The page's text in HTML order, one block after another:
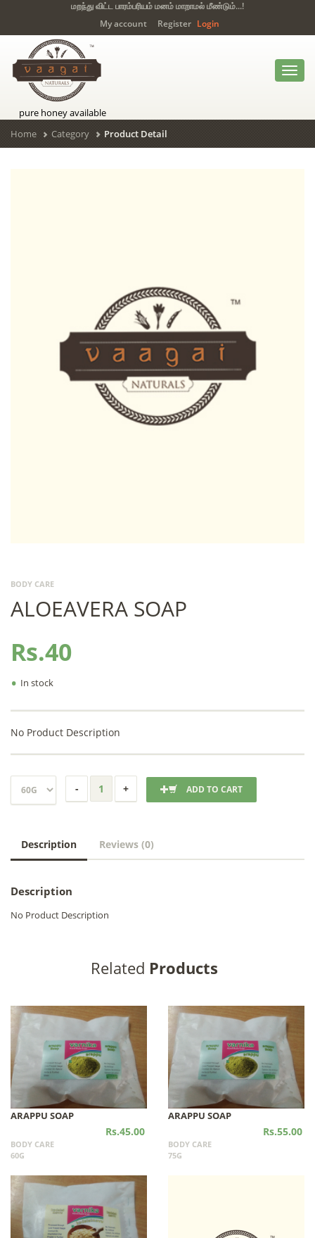
மறந்து விட்ட பாரம்பரியம் மனம் மாறாமல் மீண்டும்...!
My account
Register Login
pure honey available
Home
Category Product Detail
BODY CARE
ALOEAVERA SOAP
Rs.40
• In stock
No Product Description
ADD TO CART
Description Reviews (0)
Description
No Product Description
Related Products
ARAPPU SOAP
Rs.45.00
BODY CARE
60G
ARAPPU SOAP
Rs.55.00
BODY CARE
75G